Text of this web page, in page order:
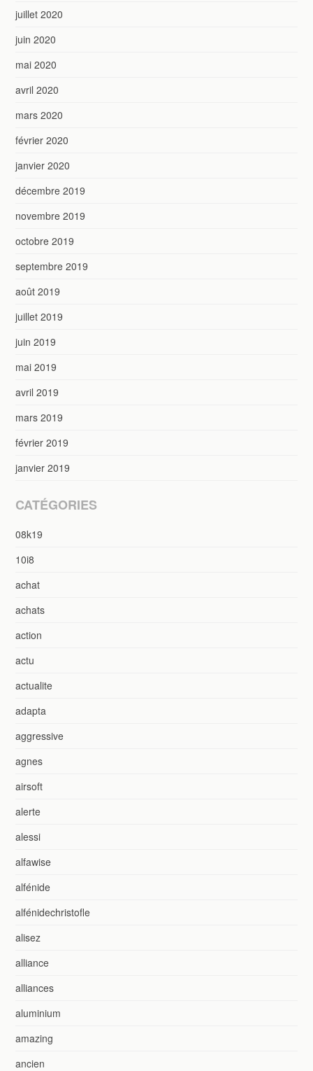
juillet 2020
juin 2020
mai 2020
avril 2020
mars 2020
février 2020
janvier 2020
décembre 2019
novembre 2019
octobre 2019
septembre 2019
août 2019
juillet 2019
juin 2019
mai 2019
avril 2019
mars 2019
février 2019
janvier 2019
CATÉGORIES
08k19
10i8
achat
achats
action
actu
actualite
adapta
aggressive
agnes
airsoft
alerte
alessi
alfawise
alfénide
alfénidechristofle
alisez
alliance
alliances
aluminium
amazing
ancien